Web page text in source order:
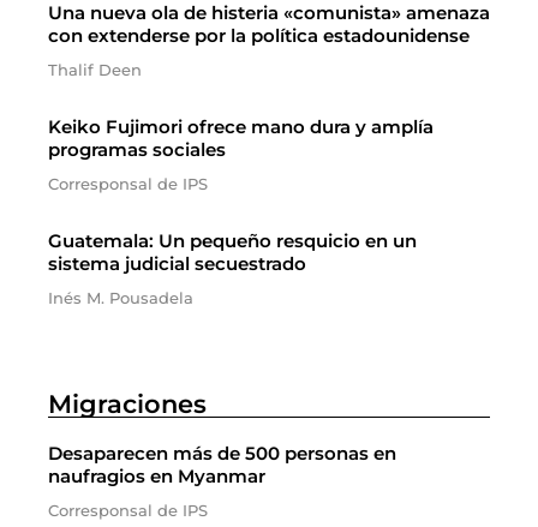
Una nueva ola de histeria «comunista» amenaza
con extenderse por la política estadounidense
Thalif Deen
Keiko Fujimori ofrece mano dura y amplía
programas sociales
Corresponsal de IPS
Guatemala: Un pequeño resquicio en un
sistema judicial secuestrado
Inés M. Pousadela
Migraciones
Desaparecen más de 500 personas en
naufragios en Myanmar
Corresponsal de IPS